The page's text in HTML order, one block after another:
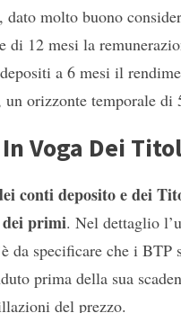
molto buono
di 12 mesi la
a 6 mesi il
orizzonte temporale
Voga Dei
conti deposito e dei
dei primi. Nel dettaglio
da specificare che i
prima della sua
del prezzo.